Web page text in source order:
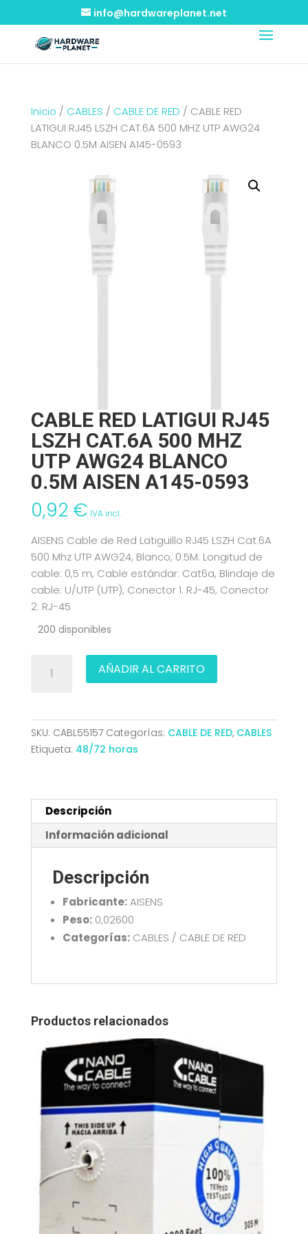
info@hardwareplanet.net
Inicio / CABLES / CABLE DE RED / CABLE RED
LATIGUI RJ45 LSZH CAT.6A 500 MHZ UTP AWG24
BLANCO 0.5M AISEN A145-0593
CABLE RED LATIGUI RJ45
LSZH CAT.6A 500 MHZ
UTP AWG24 BLANCO
0.5M AISEN A145-0593
0,92 € IVA incl.
AISENS Cable de Red Latiguillo RJ45 LSZH Cat.6A
500 Mhz UTP AWG24, Blanco, 0.5M. Longitud de
cable: 0,5 m, Cable estándar: Cat6a, Blindaje de
cable: U/UTP (UTP), Conector 1: RJ-45, Conector
2: RJ-45
200 disponibles
LSZH
CAT.6A
AWG24
BLANCO
0.5M
A145-
cantidad
AÑADIR AL CARRITO
SKU: CABL55157 Categorías: CABLE DE RED, CABLES
Etiqueta: 48/72 horas
Descripción
Información adicional
Descripción
Fabricante:AISENS
Peso:0,02600
Categorías:CABLES / CABLE DE RED
Productos relacionados